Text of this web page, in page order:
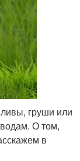
груши или
О том,
в